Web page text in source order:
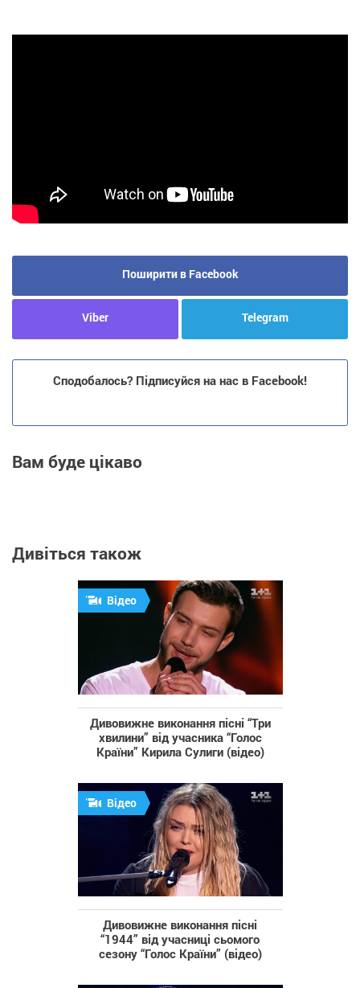
Поширити в Facebook
Viber Telegram
Сподобалось? Підписуйся на нас в Facebook!
Вам буде цікаво
Дивіться також
Відео
Дивовижне виконання пісні “Три
хвилини” від учасника “Голос
Країни” Кирила Сулиги (відео)
Відео
Дивовижне виконання пісні
“1944” від учасниці сьомого
сезону “Голос Країни” (відео)